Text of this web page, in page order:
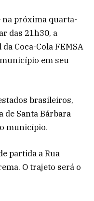
na próxima quarta-
das 21h30, a
Coca-Cola FEMSA
em seu
brasileiros,
de Santa Bárbara
município.
partida a Rua
O trajeto será o